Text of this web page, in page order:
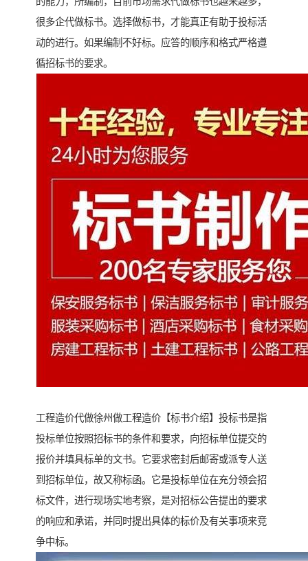
很多企代做标书。选择做标书，才能真正有助于投标活
动的进行。如果编制不好标。应答的顺序和格式严格遵
循招标书的要求。
工程造价代做徐州做工程造价【标书介绍】投标书是指
投标单位按照招标书的条件和要求，向招标单位提交的
报价并填具标单的文书。它要求密封后邮寄或派专人送
到招标单位，故又称标函。它是投标单位在充分领会招
标文件，进行现场实地考察，是对招标公告提出的要求
的响应和承诺，并同时提出具体的标价及有关事项来竞
争中标。